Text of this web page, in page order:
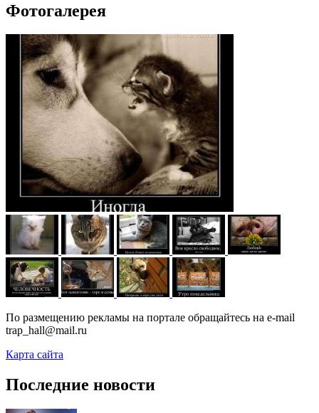
Фотогалерея
По размещению рекламы на портале обращайтесь на e-mail
trap_hall@mail.ru
Карта сайта
Последние новости